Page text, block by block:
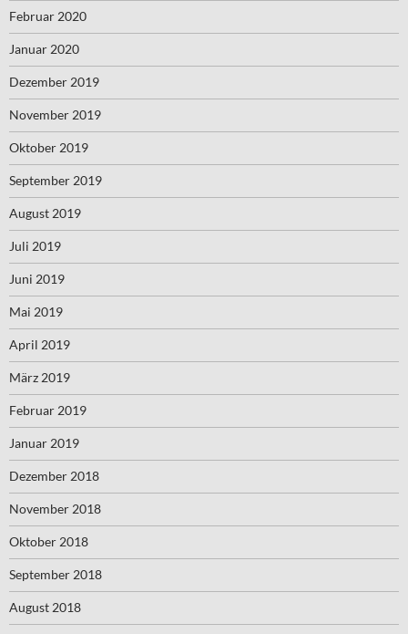
Februar 2020
Januar 2020
Dezember 2019
November 2019
Oktober 2019
September 2019
August 2019
Juli 2019
Juni 2019
Mai 2019
April 2019
März 2019
Februar 2019
Januar 2019
Dezember 2018
November 2018
Oktober 2018
September 2018
August 2018